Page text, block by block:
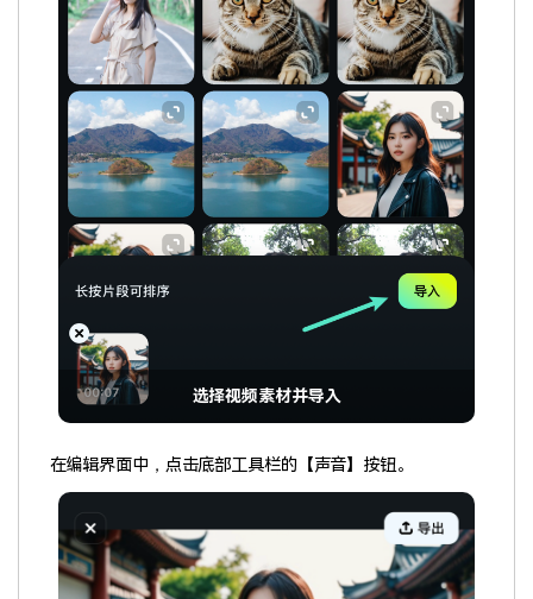
选择视频素材并导入
在编辑界面中，点击底部工具栏的【声音】按钮。